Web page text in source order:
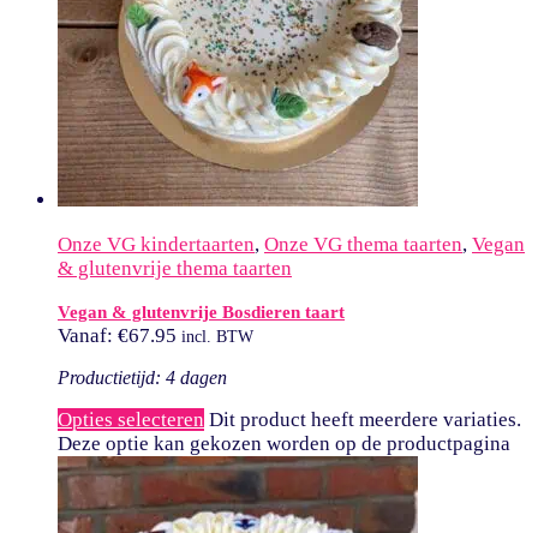
Onze VG kindertaarten, Onze VG thema taarten, Vegan
& glutenvrije thema taarten
Vegan & glutenvrije Bosdieren taart
Vanaf: €67.95 incl. BTW
Productietijd: 4 dagen
Opties selecteren Dit product heeft meerdere variaties.
Deze optie kan gekozen worden op de productpagina